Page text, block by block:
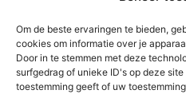
Om de beste ervaringen te bieden,
cookies om informatie over je
Door in te stemmen met deze
surfgedrag of unieke ID's op deze
toestemming geeft of uw